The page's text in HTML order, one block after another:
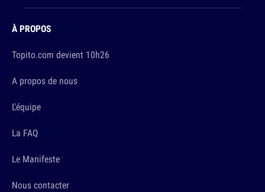
À PROPOS
Topito.com devient 10h26
A propos de nous
L'équipe
La FAQ
Le Manifeste
Nous contacter